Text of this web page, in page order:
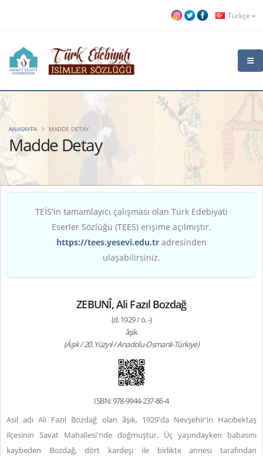
Türkçe
Madde Detay
ANASAYFA MADDE DETAY
TEİS'in tamamlayıcı çalışması olan Türk Edebiyatı
Eserler Sözlüğü (TEES) erişime açılmıştır.
https://tees.yesevi.edu.tr adresinden
ulaşabilirsiniz.
ZEBUNÎ, Ali Fazıl Bozdağ
(d. 1929 / ö. -)
âşık
(Âşık / 20. Yüzyıl / Anadolu-Osmanlı-Türkiye)
ISBN: 978-9944-237-86-4
Asıl adı Ali Fazıl Bozdağ olan âşık, 1929'da Nevşehir'in Hacıbektaş
ilçesinin Savat Mahallesi'nde doğmuştur. Üç yaşındayken babasını
kaybeden Bozdağ, dört kardeşi ile birlikte annesi tarafından